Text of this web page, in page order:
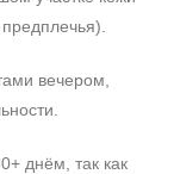
вечером,
днём, так как